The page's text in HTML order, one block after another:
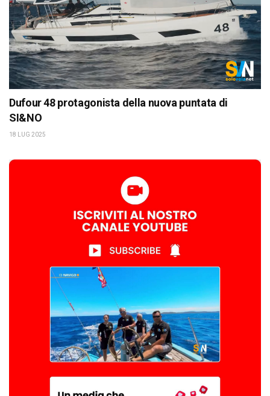
Dufour 48 protagonista della nuova puntata di
SI&NO
18 LUG 2025